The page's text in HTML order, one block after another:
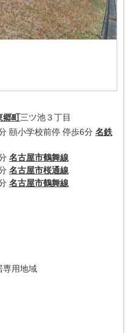
郷町三ツ池３丁目
頤小学校前停 停歩6分 名鉄
名古屋市鶴舞線
名古屋市桜通線
名古屋市鶴舞線
専用地域